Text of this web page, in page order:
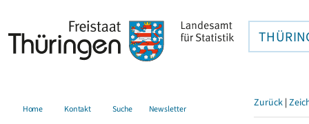
Home Kontakt Suche Newsletter Zurück |